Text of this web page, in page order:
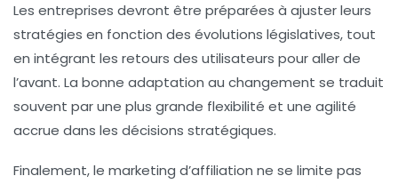
Les entreprises devront être préparées à ajuster leurs
stratégies en fonction des évolutions législatives, tout
en intégrant les retours des utilisateurs pour aller de
l’avant. La bonne adaptation au changement se traduit
souvent par une plus grande flexibilité et une agilité
accrue dans les décisions stratégiques.
Finalement, le marketing d’affiliation ne se limite pas